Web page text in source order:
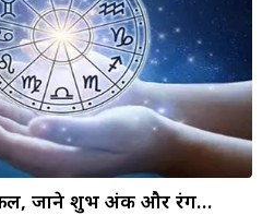
जाने शुभ अंक और रंग…